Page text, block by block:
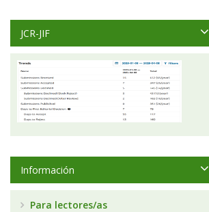
JCR-JIF
Información
Para lectores/as